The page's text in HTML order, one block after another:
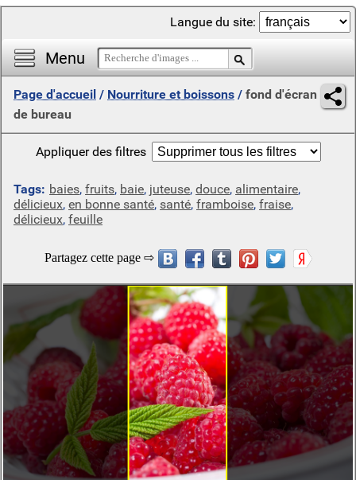
Menu
Langue du site:
Page d'accueil / Nourriture et boissons / fond d'écran
de bureau
Appliquer des filtres
Tags: baies, fruits, baie, juteuse, douce, alimentaire,
délicieux, en bonne santé, santé, framboise, fraise,
délicieux, feuille